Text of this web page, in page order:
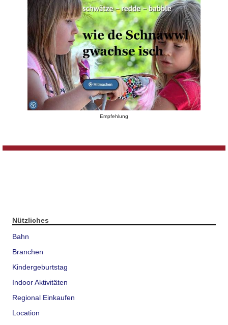
Empfehlung
Nützliches
Bahn
Branchen
Kindergeburtstag
Indoor Aktivitäten
Regional Einkaufen
Location